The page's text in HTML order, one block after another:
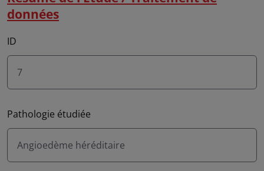
données
ID
7
Pathologie étudiée
Angioedème héréditaire